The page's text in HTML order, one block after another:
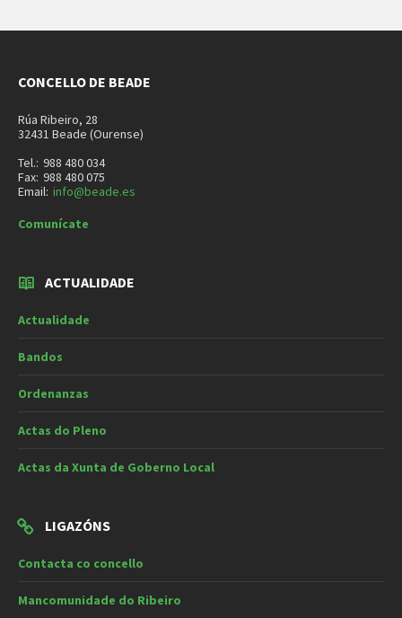
CONCELLO DE BEADE
Rúa Ribeiro, 28
32431 Beade (Ourense)
Tel.: 988 480 034
Fax: 988 480 075
Email: info@beade.es
Comunícate
ACTUALIDADE
Actualidade
Bandos
Ordenanzas
Actas do Pleno
Actas da Xunta de Goberno Local
LIGAZÓNS
Contacta co concello
Mancomunidade do Ribeiro